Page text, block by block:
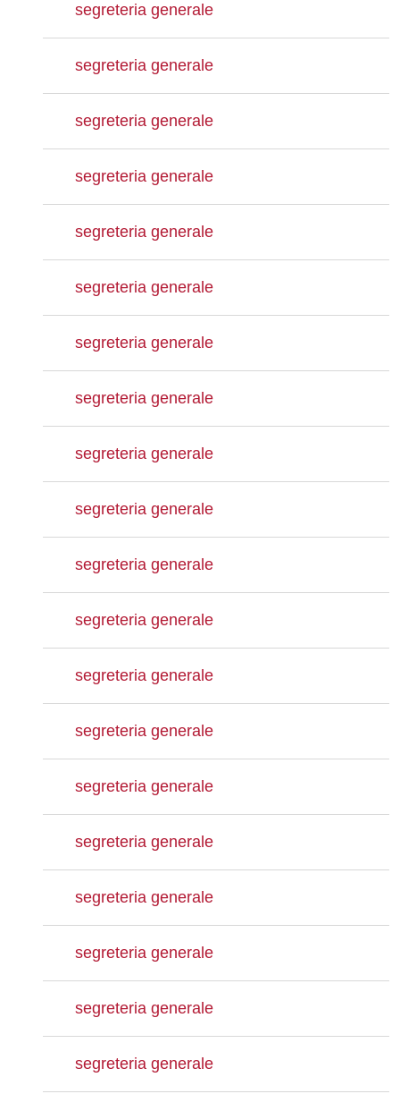
segreteria generale
segreteria generale
segreteria generale
segreteria generale
segreteria generale
segreteria generale
segreteria generale
segreteria generale
segreteria generale
segreteria generale
segreteria generale
segreteria generale
segreteria generale
segreteria generale
segreteria generale
segreteria generale
segreteria generale
segreteria generale
segreteria generale
segreteria generale